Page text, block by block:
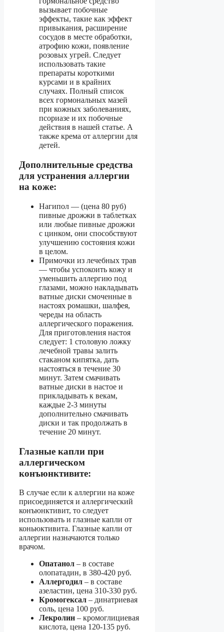
вызывает побочные
эффекты, такие как эффект
привыкания, расширение
сосудов в месте обработки,
атрофию кожи, появление
розовых угрей. Следует
использовать такие
препараты короткими
курсами и в крайних
случаях. Полный список
всех гормональных мазей
при кожных заболеваниях,
псориазе и их побочные
действия в нашей статье. А
также крема от аллергии для
детей.
Дополнительные средства
для устранения аллергии
на коже:
Нагипол — (цена 80 руб)
пивные дрожжи в таблетках
или любые пивные дрожжи
с цинком, они способствуют
улучшению состояния кожи
в целом.
Примочки из лечебных трав
— чтобы успокоить кожу и
уменьшить аллергию под
глазами, можно накладывать
ватные диски смоченные в
настоях ромашки, шалфея,
череды на область
аллергического поражения.
Для приготовления настоя
следует: 1 столовую ложку
лечебной травы залить
стаканом кипятка, дать
настояться в течение 30
минут. Затем смачивать
ватные диски в настое и
прикладывать к векам,
каждые 2-3 минуты
дополнительно смачивать
диски и так продолжать в
течение 20 минут.
Глазные капли при
аллергическом
конъюнктивите:
В случае если к аллергии на коже
присоединяется и аллергический
конъюнктивит, то следует
использовать и глазные капли от
коньюктивита. Глазные капли от
аллергии назначаются только
врачом.
Опатанол – в составе
олопатадин, в 380-420 руб.
Аллергодил – в составе
азеластин, цена 310-330 руб.
Кромогексал – динатриевая
соль, цена 100 руб.
Лекролин – кромоглициевая
кислота, цена 120-135 руб.